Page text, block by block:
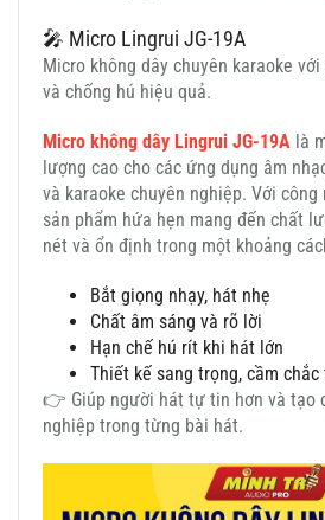
🎤 Micro Lingrui JG-19A
Micro không dây chuyên karaoke
và chống hú hiệu quả.
Micro không dây Lingrui JG-19A là
lượng cao cho các ứng dụng âm
và karaoke chuyên nghiệp. Với
sản phẩm hứa hẹn mang đến chất
nét và ổn định trong một khoảng
Bắt giọng nhạy, hát nhẹ
Chất âm sáng và rõ lời
Hạn chế hú rít khi hát lớn
Thiết kế sang trọng, cầm chắc
👉 Giúp người hát tự tin hơn và tạo
nghiệp trong từng bài hát.